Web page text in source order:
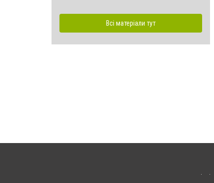
Всі матеріали тут